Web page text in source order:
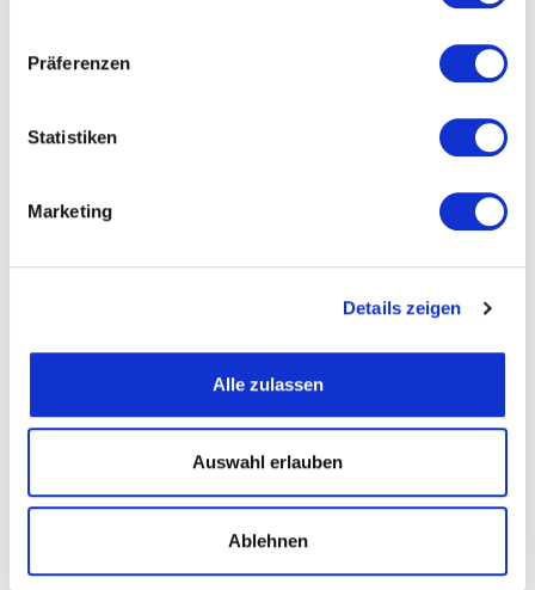
Präferenzen
Statistiken
Marketing
Details zeigen
Alle zulassen
Auswahl erlauben
Ablehnen
Straße und Nummer
Fax
Email